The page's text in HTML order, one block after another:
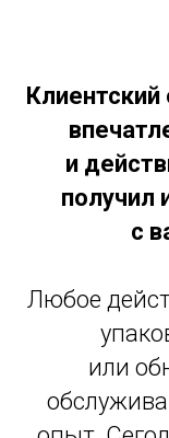
Клиентский
и
получил
с
Любое
или